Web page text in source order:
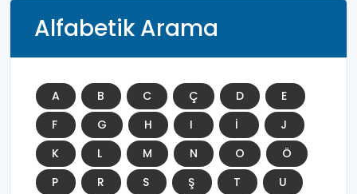
Alfabetik Arama
A B C Ç D
E
F
G H I İ
J
K
L M N O
Ö
P
R S Ş T
U